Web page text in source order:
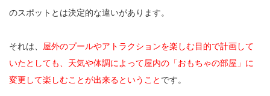
のスポットとは決定的な違いがあります。
それは、 屋外のプールやアトラクションを楽しむ目的で計画して
いたとしても、天気や体調によって屋内の「おもちゃの部屋」に
変更して楽しむことが出来るということ です。